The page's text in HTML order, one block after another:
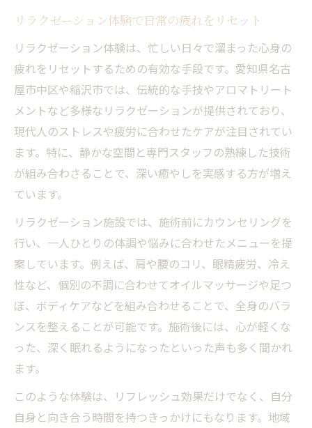
リラクゼーション体験で日常の疲れをリセット
リラクゼーション体験は、忙しい日々で溜まった心身の
疲れをリセットするための有効な手段です。愛知県名古
屋市中区や稲沢市では、伝統的な手技やアロマトリート
メントなど多様なリラクゼーションが提供されており、
現代人のストレスや疲労に合わせたケアが注目されてい
ます。特に、静かな空間と専門スタッフの熟練した技術
が組み合わさることで、深い癒やしを実感する方が増え
ています。
リラクゼーション施設では、施術前にカウンセリングを
行い、一人ひとりの体調や悩みに合わせたメニューを提
案しています。例えば、肩や腰のコリ、眼精疲労、冷え
性など、個別の不調に合わせてオイルマッサージや足つ
ぼ、ボディケアなどを組み合わせることで、全身のバラ
ンスを整えることが可能です。施術後には、心が軽くな
った、深く眠れるようになったといった声も多く聞かれ
ます。
このような体験は、リフレッシュ効果だけでなく、自分
自身と向き合う時間を持つきっかけにもなります。地域